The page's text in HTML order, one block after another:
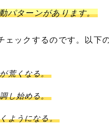
パターンがあります。
ェックするのです。以下
荒くなる。
し始める。
ようになる。